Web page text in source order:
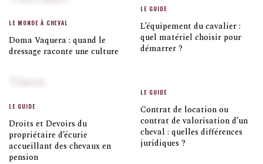
LE MONDE À CHEVAL
Doma Vaquera : quand le
dressage raconte une culture
LE GUIDE
L’équipement du cavalier :
quel matériel choisir pour
démarrer ?
LE GUIDE
Droits et Devoirs du
propriétaire d’écurie
accueillant des chevaux en
pension
LE GUIDE
Contrat de location ou
contrat de valorisation d’un
cheval : quelles différences
juridiques ?